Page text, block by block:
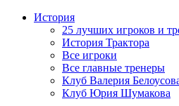
История
25 лучших игроков и
История Трактора
Все игроки
Все главные тренеры
Клуб Валерия
Клуб Юрия Шумакова